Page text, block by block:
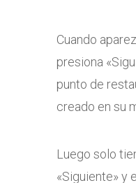
Cuando
presiona
punto de
creado en su
Luego solo
«Siguiente» y